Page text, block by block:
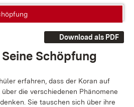
Download als PDF
Schöp­fung
er­fah­ren, dass der Ko­ran auf
die ver­schie­de­nen Phä­no­me­ne
Sie tau­schen sich über ih­re